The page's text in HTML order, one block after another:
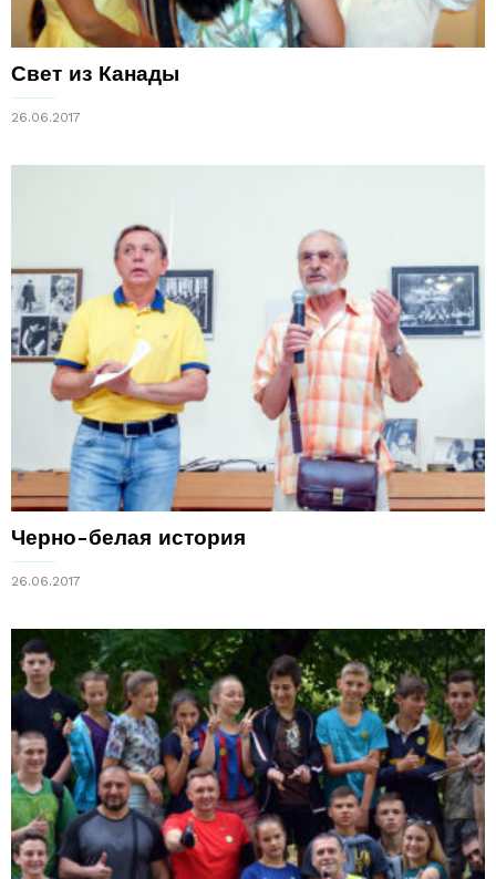
Свет из Канады
26.06.2017
Черно-белая история
26.06.2017